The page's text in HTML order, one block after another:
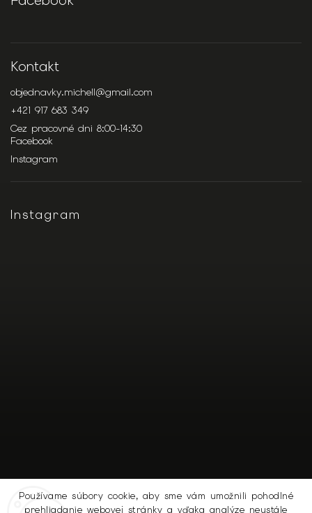
Používame súbory cookie, aby sme vám umožnili pohodlné
prehliadanie webovej stránky a vďaka analýze neustále
Kontakt
objednavky.michell@gmail.com
+421 917 683 349
Cez pracovné dni 8:00-14:30
Facebook
Instagram
Instagram